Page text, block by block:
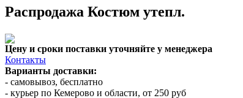
Распродажа Костюм утепл.
Цену и сроки поставки уточняйте у менеджера
Контакты
Варианты доставки:
- самовывоз, бесплатно
- курьер по Кемерово и области, от 250 руб